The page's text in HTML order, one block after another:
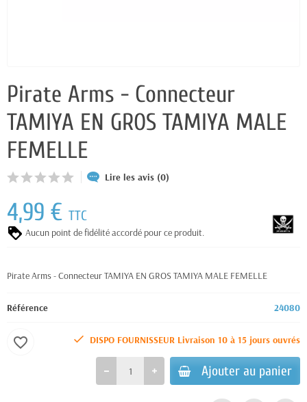
Pirate Arms - Connecteur
TAMIYA EN GROS TAMIYA MALE
FEMELLE
Lire les avis (0)
4,99 € TTC
Aucun point de fidélité accordé pour ce produit.
Pirate Arms - Connecteur TAMIYA EN GROS TAMIYA MALE FEMELLE
Référence 24080
DISPO FOURNISSEUR Livraison 10 à 15 jours ouvrés
Ajouter au panier
favorite_border